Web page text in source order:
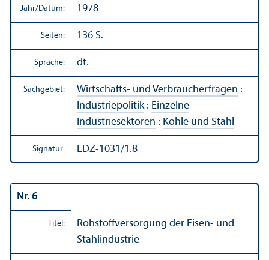
Jahr/Datum: 1978
Seiten: 136 S.
Sprache: dt.
Sachgebiet: Wirtschafts- und Verbraucherfragen :
Industriepolitik: Einzelne
Industriesektoren : Kohle und Stahl
Signatur: EDZ-1031/1.8
Nr. 6
Titel:
Rohstoffversorgung der Eisen- und
Stahlindustrie